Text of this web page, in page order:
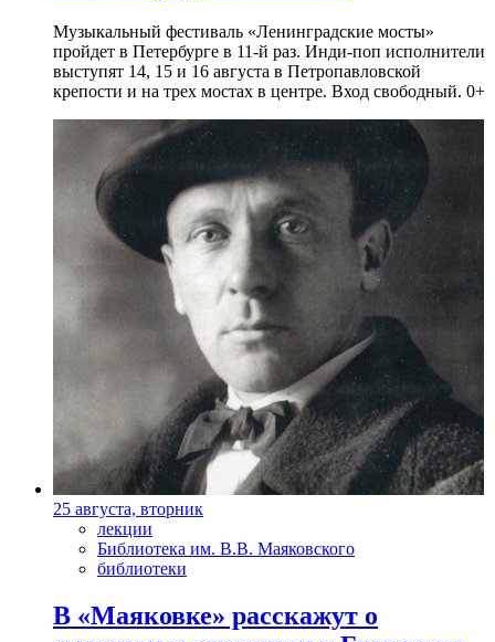
Музыкальный фестиваль «Ленинградские мосты»
пройдет в Петербурге в 11-й раз. Инди-поп исполнители
выступят 14, 15 и 16 августа в Петропавловской
крепости и на трех мостах в центре. Вход свободный. 0+
25 августа, вторник
лекции
Библиотека им. В.В. Маяковского
библиотеки
В «Маяковке» расскажут о